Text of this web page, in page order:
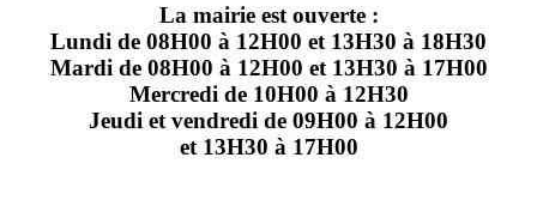
La mairie est ouverte :
Lundi de 08H00 à 12H00 et 13H30 à 18H30
Mardi de 08H00 à 12H00 et 13H30 à 17H00
Mercredi de 10H00 à 12H30
Jeudi et vendredi de 09H00 à 12H00
et 13H30 à 17H00